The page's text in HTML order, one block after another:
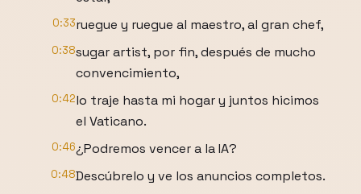
0:33ruegue y ruegue al maestro, al gran chef,
0:38sugar artist, por fin, después de mucho
convencimiento,
0:42lo traje hasta mi hogar y juntos hicimos
el Vaticano.
0:46¿Podremos vencer a la IA?
0:48Descúbrelo y ve los anuncios completos.